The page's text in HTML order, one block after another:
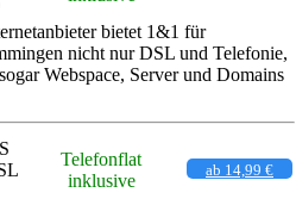
bietet 1&1 für
nicht nur DSL und Telefonie,
Webspace, Server und Domains
Telefonflat
inklusive
ab 14,99 €